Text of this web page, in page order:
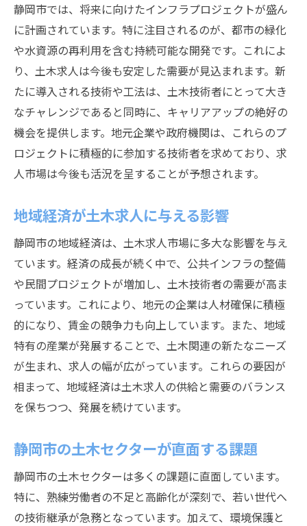
静岡市独自の土木プロジェクト情報の入手
方法
地元企業への直接アプローチの利点
ネットワーキングを活用した求人探索
静岡市の土木業界に特化した職業紹介所
地域のニュースを通じた求人情報の収集
静岡市での土木キャリアアップのための研修制
度紹介
技術向上のためのオンラインリソース
キャリアアップに役立つ資格取得プログラ
ム
静岡市の土木技術者向けセミナーの紹介
土木業界での実践的なスキルを磨くために
研修参加者の体験談を活かす方法
土木業界の未来を担う人材を求める静岡市の魅
力
次世代技術者の育成への取り組み
若い技術者に対する支援プログラム
静岡市の土木業界でのリーダーシップ育成
地元大学とのコラボレーションの可能性
未来の土木技術者に求められる資質
静岡市では、将来に向けたインフラプロジェクトが盛ん
に計画されています。特に注目されるのが、都市の緑化
や水資源の再利用を含む持続可能な開発です。これによ
り、土木求人は今後も安定した需要が見込まれます。新
たに導入される技術や工法は、土木技術者にとって大き
なチャレンジであると同時に、キャリアアップの絶好の
機会を提供します。地元企業や政府機関は、これらのプ
ロジェクトに積極的に参加する技術者を求めており、求
人市場は今後も活況を呈することが予想されます。
地域経済が土木求人に与える影響
静岡市の地域経済は、土木求人市場に多大な影響を与え
ています。経済の成長が続く中で、公共インフラの整備
や民間プロジェクトが増加し、土木技術者の需要が高ま
っています。これにより、地元の企業は人材確保に積極
的になり、賃金の競争力も向上しています。また、地域
特有の産業が発展することで、土木関連の新たなニーズ
が生まれ、求人の幅が広がっています。これらの要因が
相まって、地域経済は土木求人の供給と需要のバランス
を保ちつつ、発展を続けています。
静岡市の土木セクターが直面する課題
静岡市の土木セクターは多くの課題に直面しています。
特に、熟練労働者の不足と高齢化が深刻で、若い世代へ
の技術継承が急務となっています。加えて、環境保護と